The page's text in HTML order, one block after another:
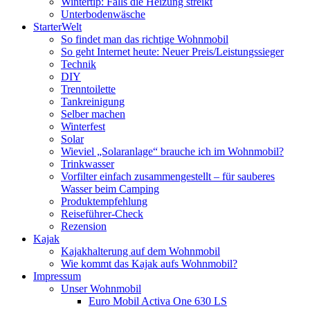
Unterbodenwäsche
StarterWelt
So findet man das richtige Wohnmobil
So geht Internet heute: Neuer Preis/Leistungssieger
Technik
DIY
Trenntoilette
Tankreinigung
Selber machen
Winterfest
Solar
Wieviel „Solaranlage“ brauche ich im Wohnmobil?
Trinkwasser
Vorfilter einfach zusammengestellt – für sauberes
Wasser beim Camping
Produktempfehlung
Reiseführer-Check
Rezension
Kajak
Kajakhalterung auf dem Wohnmobil
Wie kommt das Kajak aufs Wohnmobil?
Impressum
Unser Wohnmobil
Euro Mobil Activa One 630 LS